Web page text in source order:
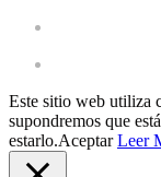
Este sitio web utiliza
supondremos que
estarlo.Aceptar Leer